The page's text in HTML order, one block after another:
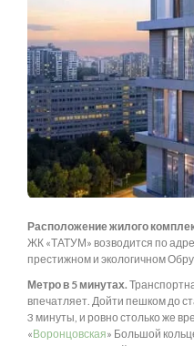
Расположение жилого
ЖК «ТАТУМ» возводится по
престижном и экологичном
Метро в 5 минутах.
впечатляет. Дойти пешком до
3 минуты, и ровно столько же
«Воронцовская» Большой